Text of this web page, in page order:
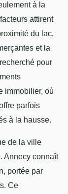
à la
attirent
du lac,
et la
pour
immobilier, où
parfois
à la hausse.
de la ville
Annecy connaît
portée par
Ce